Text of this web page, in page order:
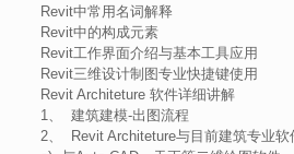
Revit中常用名词解释
Revit中的构成元素
Revit工作界面介绍与基本工具应用
Revit三维设计制图专业快捷键使用
Revit Architeture 软件详细讲解
1、 建筑建模-出图流程
2、 Revit Architeture与目前建筑专业软